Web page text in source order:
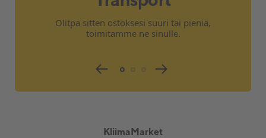
Olitpa sitten ostoksesi suuri tai pieniä,
toimitamme ne sinulle.
KliimaMarket